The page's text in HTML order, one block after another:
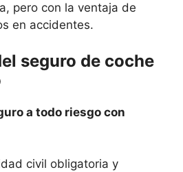
pero con la ventaja de
en accidentes.
seguro de coche
a todo riesgo con
civil obligatoria y